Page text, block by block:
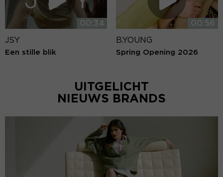
00:34
JSY
Een stille blik
00:56
B.YOUNG
Spring Opening 2026
UITGELICHT
NIEUWS BRANDS